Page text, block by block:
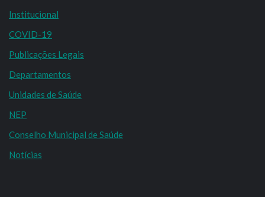
Institucional
COVID-19
Publicações Legais
Departamentos
Unidades de Saúde
NEP
Conselho Municipal de Saúde
Notícias